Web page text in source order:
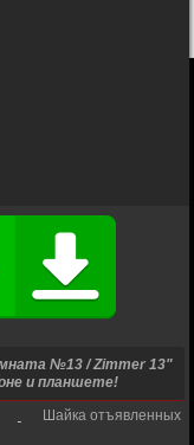
№13 / Zimmer 13"
и планшете!
Шайка отъявленных